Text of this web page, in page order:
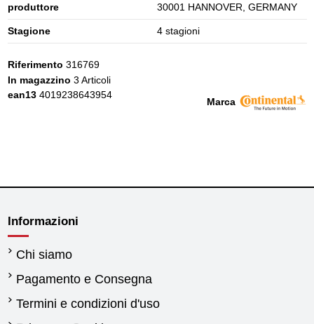
produttore
30001 HANNOVER, GERMANY
Stagione 4 stagioni
Marca
Riferimento 316769
In magazzino 3 Articoli
ean13 4019238643954
Informazioni
Chi siamo
Pagamento e Consegna
Termini e condizioni d'uso